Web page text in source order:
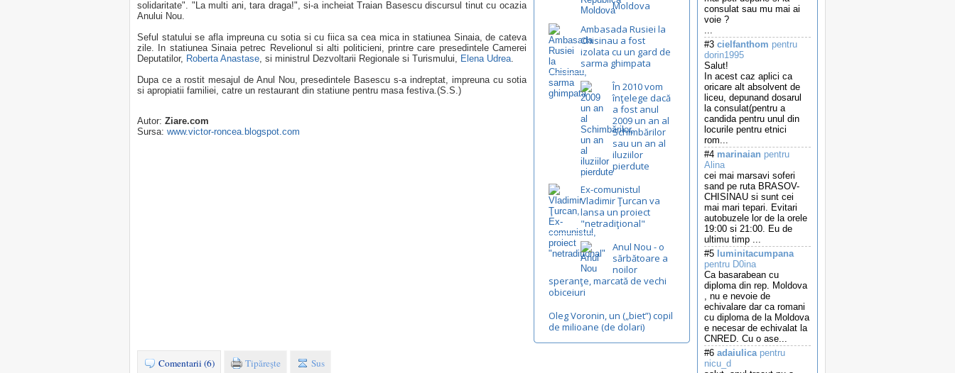
solidaritate". "La multi ani, tara draga!", si-a incheiat Traian Basescu discursul tinut cu ocazia
Anului Nou.
Seful statului se afla impreuna cu sotia si cu fiica sa cea mica in statiunea Sinaia, de cateva
zile. In statiunea Sinaia petrec Revelionul si alti politicieni, printre care presedintele Camerei
Deputatilor, Roberta Anastase, si ministrul Dezvoltarii Regionale si Turismului, Elena Udrea.
Dupa ce a rostit mesajul de Anul Nou, presedintele Basescu s-a indreptat, impreuna cu sotia
si apropiatii familiei, catre un restaurant din statiune pentru masa festiva.(S.S.)
Autor: Ziare.com
Sursa: www.victor-roncea.blogspot.com
Comentarii (6) Tipăreşte Sus
consulat sau mu mai ai
voie ?
...
#3 cielfanthom pentru
dorin1995
Salut!
In acest caz aplici ca
oricare alt absolvent de
liceu, depunand dosarul
la consulat(pentru a
candida pentru unul din
locurile pentru etnici
rom...
#4 marinaian pentru
Alina
cei mai marsavi soferi
sand pe ruta BRASOV-
CHISINAU si sunt cei
mai mari tepari. Evitari
autobuzele lor de la orele
19:00 si 21:00. Eu de
ultimu timp ...
#5 luminitacumpana
pentru D0ina
Ca basarabean cu
diploma din rep. Moldova
, nu e nevoie de
echivalare dar ca romani
cu diploma de la Moldova
e necesar de echivalat la
CNRED. Cu o ase...
#6 adaiulicapentru
nicu_d
Moldova
Ambasada Rusiei la
Chisinau a fost
izolata cu un gard de
sarma ghimpata
În 2010 vom
înţelege dacă
a fost anul
2009 un an al
Schimbărilor
sau un an al
iluziilor
pierdute
Ex-comunistul
Vladimir Ţurcan va
lansa un proiect
"netradiţional"
Anul Nou - o
sărbătoare a
noilor
speranţe, marcată de vechi
obiceiuri
Oleg Voronin, un („biet”) copil
de milioane (de dolari)